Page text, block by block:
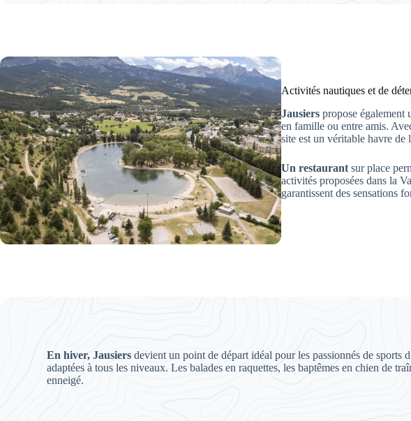
Activités nautiques et de
Jausiers propose également
en famille ou entre amis.
site est un véritable havre de
Un restaurant sur place
activités proposées dans la
garantissent des sensations
En hiver, Jausiers devient un point de départ idéal pour les passionnés de sports
adaptées à tous les niveaux. Les balades en raquettes, les baptêmes en chien de
enneigé.